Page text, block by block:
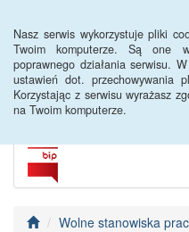
Nasz serwis wykorzystuje pliki
Twoim komputerze. Są one
poprawnego działania serwisu.
ustawień dot. przechowywania
Korzystając z serwisu wyrażasz
na Twoim komputerze.
Wolne stanowiska